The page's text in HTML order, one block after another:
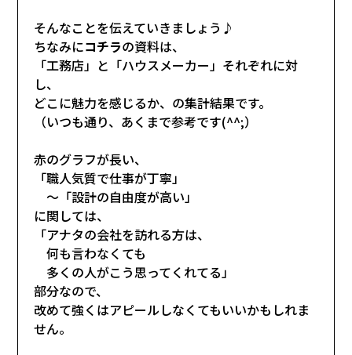
そんなことを伝えていきましょう♪
ちなみにコチラの資料は、
「工務店」と「ハウスメーカー」それぞれに対
し、
どこに魅力を感じるか、の集計結果です。
（いつも通り、あくまで参考です(^^;）
赤のグラフが長い、
「職人気質で仕事が丁寧」
～「設計の自由度が高い」
に関しては、
「アナタの会社を訪れる方は、
何も言わなくても
多くの人がこう思ってくれてる」
部分なので、
改めて強くはアピールしなくてもいいかもしれま
せん。